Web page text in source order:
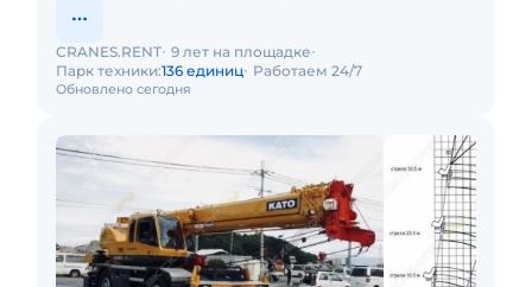
Обновлено сегодня
CRANES.RENT 9 лет на площадке
Парк техники:136 единиц Работаем 24/7